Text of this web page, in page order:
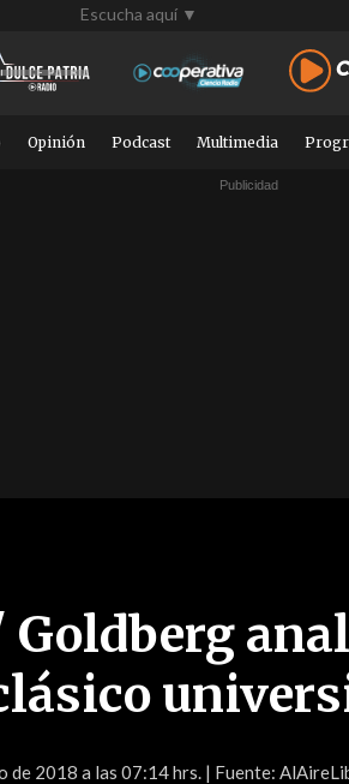
Escucha aquí ▼
Opinión Podcast Multimedia
Goldberg
de 2018 a las 07:14 hrs. | Fuente: